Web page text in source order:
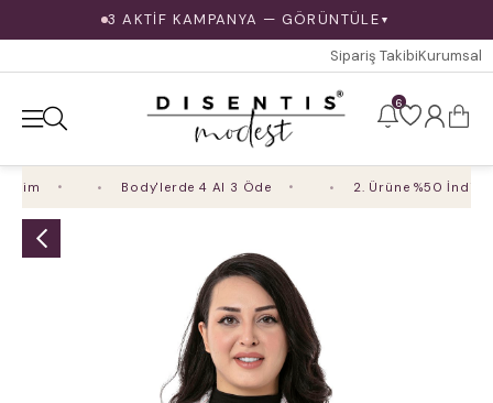
3 AKTİF KAMPANYA — GÖRÜNTÜLE ▼
Sipariş TakibiKurumsal
6
Body'lerde 4 Al 3 Öde 2. Ürüne %50 İndirim